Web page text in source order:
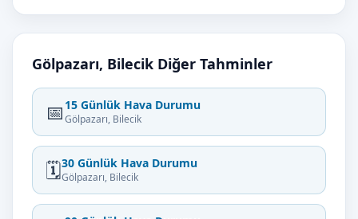
Gölpazarı, Bilecik Diğer Tahminler
📅 15 Günlük Hava Durumu
Gölpazarı, Bilecik
🗓️30 Günlük Hava Durumu
Gölpazarı, Bilecik